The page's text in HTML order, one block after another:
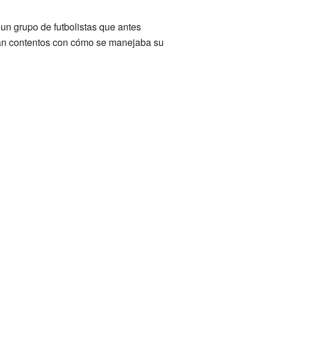
grupo de futbolistas que antes
contentos con cómo se manejaba su